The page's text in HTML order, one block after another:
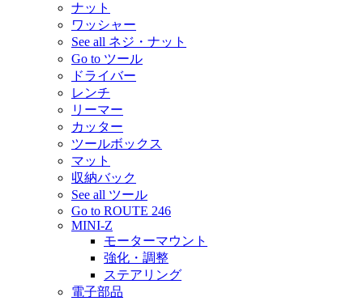
ナット
ワッシャー
See all ネジ・ナット
Go to ツール
ドライバー
レンチ
リーマー
カッター
ツールボックス
マット
収納バック
See all ツール
Go to ROUTE 246
MINI-Z
モーターマウント
強化・調整
ステアリング
電子部品